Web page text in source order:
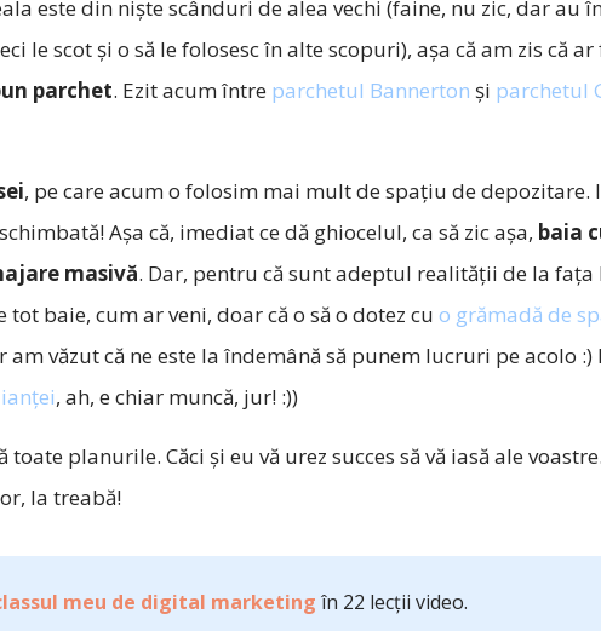
este din niște scânduri de alea vechi (faine, nu zic, dar au
le scot și o să le folosesc în alte scopuri), așa că am zis că
parchet. Ezit acum între parchetul Bannerton și parchetul
, pe care acum o folosim mai mult de spațiu de depozitare.
Așa că, imediat ce dă ghiocelul, ca să zic așa, baia
masivă. Dar, pentru că sunt adeptul realității de la fața
baie, cum ar veni, doar că o să o dotez cu o grămadă de
am văzut că ne este la îndemână să punem lucruri pe acolo :)
, ah, e chiar muncă, jur! :))
planurile. Căci și eu vă urez succes să vă iasă ale
la treabă!
meu de digital marketing în 22 lecții video.